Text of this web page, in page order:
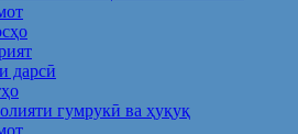
дарсӣ
гумрукӣ ва ҳуқуқ